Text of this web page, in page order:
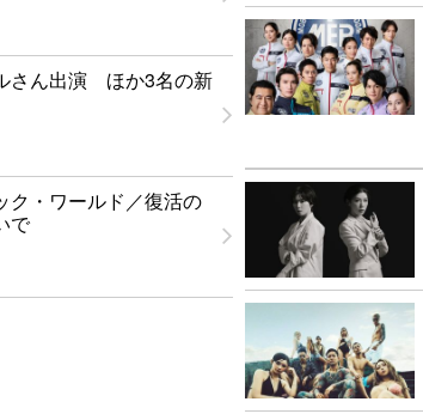
さん出演 ほか3名の新
ク・ワールド／復活の
で